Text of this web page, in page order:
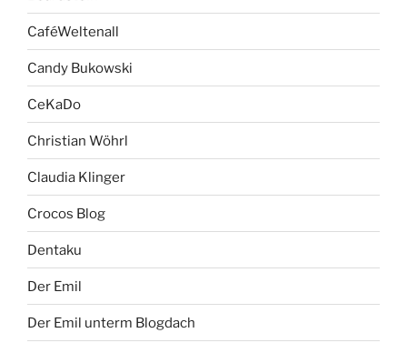
CaféWeltenall
Candy Bukowski
CeKaDo
Christian Wöhrl
Claudia Klinger
Crocos Blog
Dentaku
Der Emil
Der Emil unterm Blogdach